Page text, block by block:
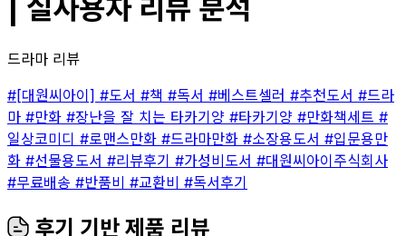
| 실사용자 리뷰 분석
드라마 리뷰
#[대원씨아이] #도서 #책 #독서 #베스트셀러 #추천도서 #드라
마 #만화 #장난을 잘 치는 타카기양 #타카기양 #만화책세트 #
일상코미디 #로맨스만화 #드라마만화 #소장용도서 #입문용만
화 #선물용도서 #리뷰후기 #가성비도서 #대원씨아이주식회사
#무료배송 #반품비 #교환비 #독서후기
후기 기반 제품 리뷰